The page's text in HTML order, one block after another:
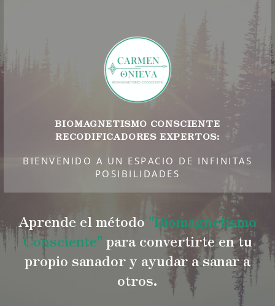
BIOMAGNETISMO CONSCIENTE
RECODIFICADORES EXPERTOS:
BIENVENIDO A UN ESPACIO DE INFINITAS
POSIBILIDADES
Aprende el método "Biomagnetismo
Consciente" para convertirte en tu
propio sanador y ayudar a sanar a
otros.